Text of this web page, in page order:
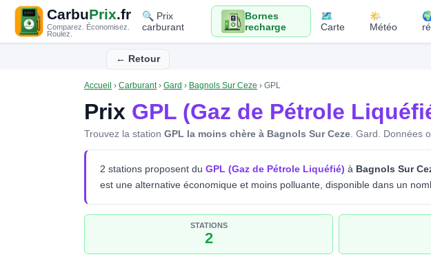
CarbuPrix.fr
Comparez. Économisez.
Roulez.
🔍 Prix
carburant
Bornes
recharge
🗺️
Carte
🌤️
Météo
← Retour
Accueil › Carburant› Gard › Bagnols Sur Ceze › GPL
Prix GPL (Gaz de Pétrole
Trouvez la station GPL la moins chère à Bagnols Sur Ceze . Gard. Données
2 stations proposent du GPL (Gaz de Pétrole Liquéfié) à Bagnols Sur
est une alternative économique et moins polluante, disponible dans un
STATIONS
2